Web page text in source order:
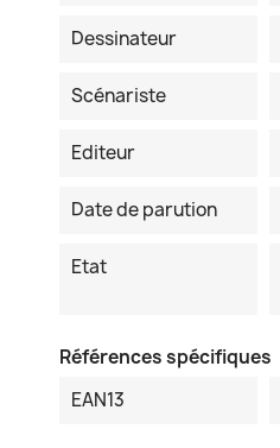
Dessinateur
Scénariste
Editeur
Date de parution
Etat
Références spécifiques
EAN13